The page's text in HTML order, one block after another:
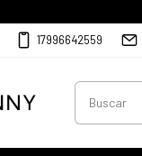
17996642559